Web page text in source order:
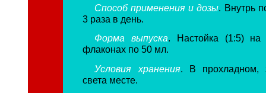
Способ применения и дозы. Внутрь
3 раза в день.
Форма выпуска. Настойка (1:5) на
флаконах по 50 мл.
Условия хранения. В прохладном,
света месте.